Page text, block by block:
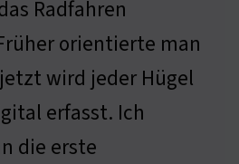
Radfahren
orientierte man
wird jeder Hügel
erfasst. Ich
die erste